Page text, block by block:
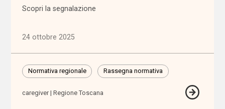
place
AgID
Scopri la segnalazione
24 ottobre 2025
Normativa regionale Rassegna normativa
caregiver Regione Toscana